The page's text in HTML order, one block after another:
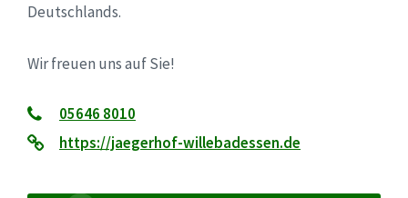
Deutschlands.
Wir freuen uns auf Sie!
05646 8010
https://jaegerhof-willebadessen.de